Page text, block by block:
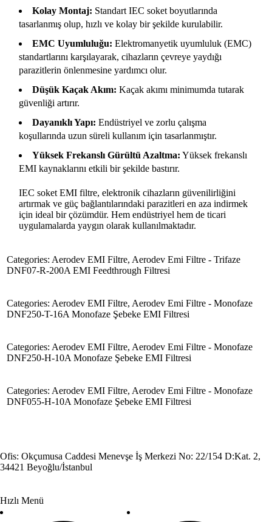
Kolay Montaj: Standart IEC soket boyutlarında
tasarlanmış olup, hızlı ve kolay bir şekilde kurulabilir.
EMC Uyumluluğu: Elektromanyetik uyumluluk (EMC)
standartlarını karşılayarak, cihazların çevreye yaydığı
parazitlerin önlenmesine yardımcı olur.
Düşük Kaçak Akım: Kaçak akımı minimumda tutarak
güvenliği artırır.
Dayanıklı Yapı: Endüstriyel ve zorlu çalışma
koşullarında uzun süreli kullanım için tasarlanmıştır.
Yüksek Frekanslı Gürültü Azaltma: Yüksek frekanslı
EMI kaynaklarını etkili bir şekilde bastırır.
IEC soket EMI filtre, elektronik cihazların güvenilirliğini
artırmak ve güç bağlantılarındaki parazitleri en aza indirmek
için ideal bir çözümdür. Hem endüstriyel hem de ticari
uygulamalarda yaygın olarak kullanılmaktadır.
Categories: Aerodev EMI Filtre, Aerodev Emi Filtre - Trifaze
DNF07-R-200A EMI Feedthrough Filtresi
Categories: Aerodev EMI Filtre, Aerodev Emi Filtre - Monofaze
DNF250-T-16A Monofaze Şebeke EMI Filtresi
Categories: Aerodev EMI Filtre, Aerodev Emi Filtre - Monofaze
DNF250-H-10A Monofaze Şebeke EMI Filtresi
Categories: Aerodev EMI Filtre, Aerodev Emi Filtre - Monofaze
DNF055-H-10A Monofaze Şebeke EMI Filtresi
Ofis: Okçumusa Caddesi Menevşe İş Merkezi No: 22/154 D:Kat. 2,
34421 Beyoğlu/İstanbul
Hızlı Menü